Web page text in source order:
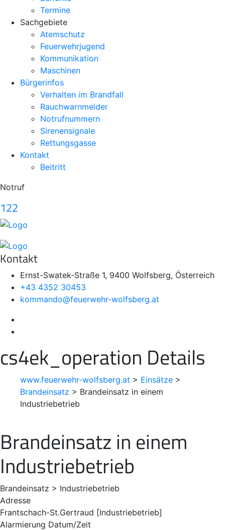
Termine
Sachgebiete
Atemschutz
Feuerwehrjugend
Kommunikation
Maschinen
Bürgerinfos
Verhalten im Brandfall
Rauchwarnmelder
Notrufnummern
Sirenensignale
Rettungsgasse
Kontakt
Beitritt
Notruf
122
Kontakt
Ernst-Swatek-Straße 1, 9400 Wolfsberg, Österreich
+43 4352 30453
kommando@feuerwehr-wolfsberg.at
cs4ek_operation Details
www.feuerwehr-wolfsberg.at > Einsätze >
Brandeinsatz > Brandeinsatz in einem
Industriebetrieb
Brandeinsatz in einem
Industriebetrieb
Brandeinsatz > Industriebetrieb
Adresse
Frantschach-St.Gertraud [Industriebetrieb]
Alarmierung Datum/Zeit